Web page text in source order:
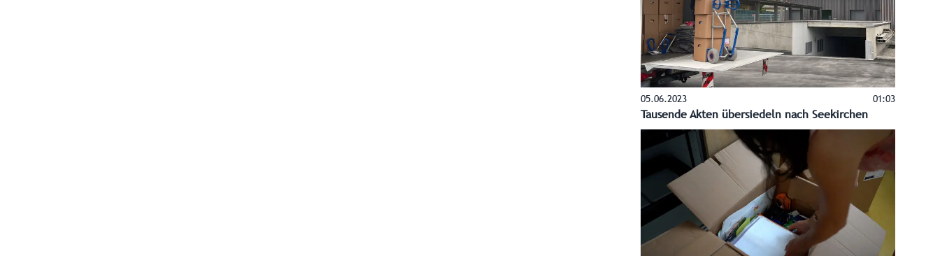
05.06.2023 01:03
Tausende Akten übersiedeln nach Seekirchen